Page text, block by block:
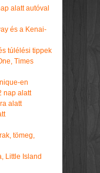
alatt autóval
és a Kenai-
túlélési tippek
Times
en
nap alatt
alatt
tömeg,
Little Island